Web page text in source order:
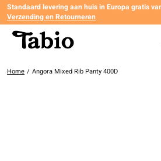
Standaard levering aan huis in Europa gratis
Verzending en Retourneren
Home / Angora Mixed Rib Panty 400D